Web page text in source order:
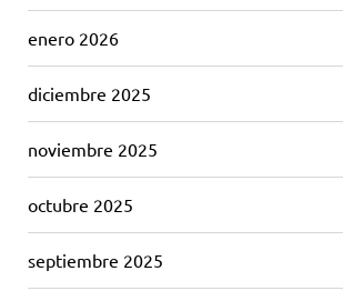
enero 2026
diciembre 2025
noviembre 2025
octubre 2025
septiembre 2025